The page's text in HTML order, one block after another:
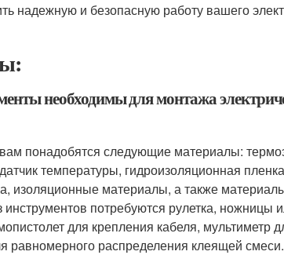
надежную и безопасную работу вашего
необходимы для монтажа
понадобятся следующие материалы:
температуры, гидроизоляционная
изоляционные материалы, а также
потребуются рулетка, ножницы
для крепления кабеля, мультиметр
равномерного распределения клеящей смеси.